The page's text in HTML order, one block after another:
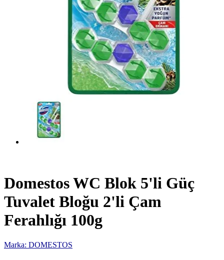
Domestos WC Blok 5'li Güç
Tuvalet Bloğu 2'li Çam
Ferahlığı 100g
Marka: DOMESTOS